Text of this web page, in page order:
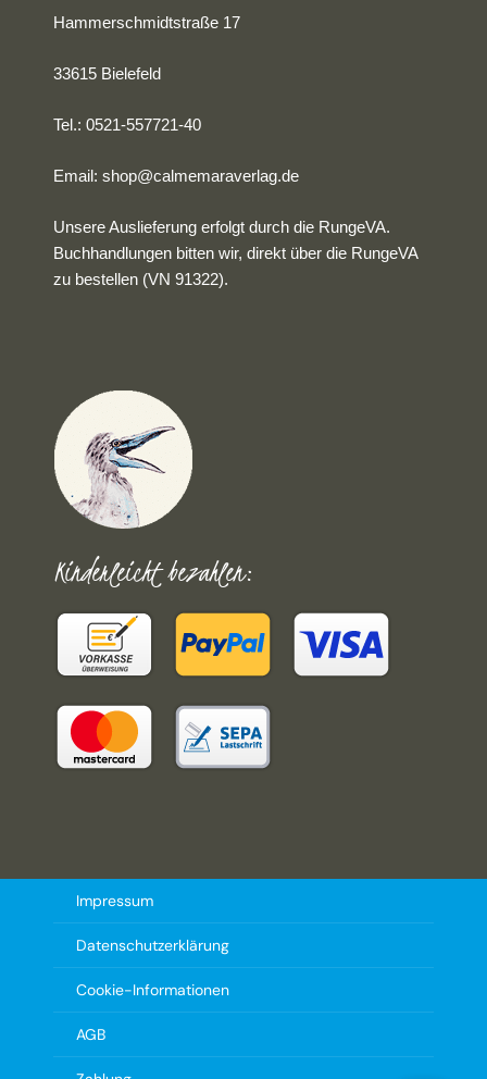
Hammerschmidtstraße 17
33615 Bielefeld
Tel.: 0521-557721-40
Email:shop@calmemaraverlag.de
Unsere Auslieferung erfolgt durch die RungeVA.
Buchhandlungen bitten wir, direkt über die RungeVA
zu bestellen (VN 91322).
Kinderleicht bezahlen:
Impressum
Datenschutzerklärung
Cookie-Informationen
AGB